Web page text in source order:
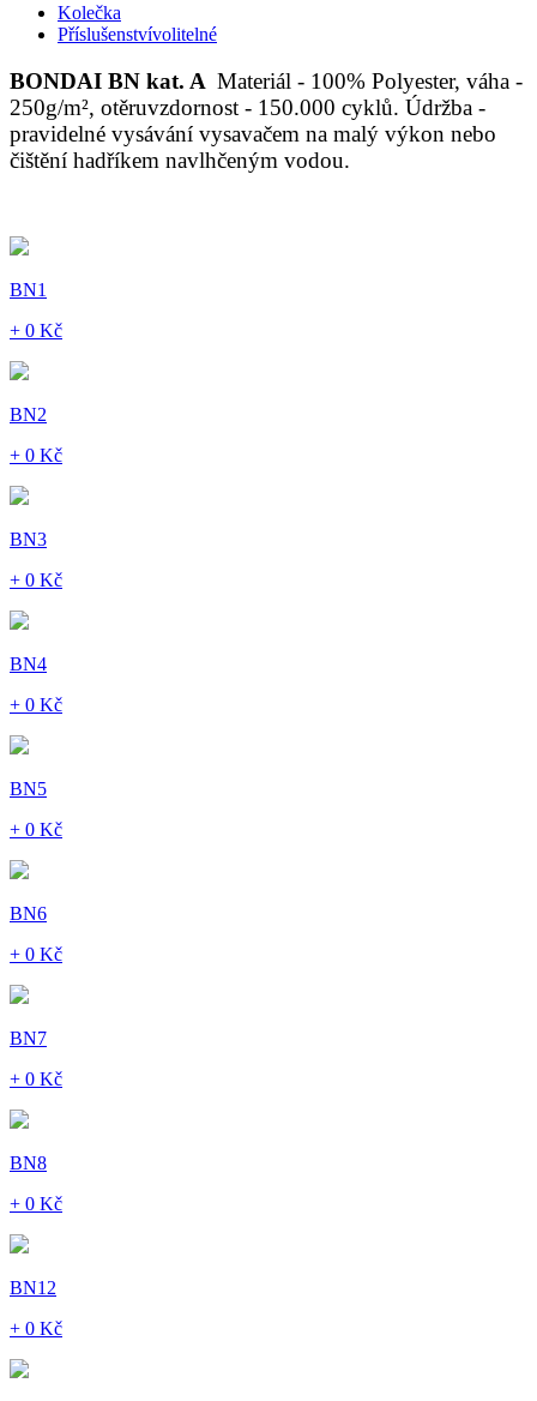
Kolečka
Příslušenstvívolitelné
BONDAI BN kat. A Materiál - 100% Polyester, váha -
250g/m², otěruvzdornost - 150.000 cyklů. Údržba -
pravidelné vysávání vysavačem na malý výkon nebo
čištění hadříkem navlhčeným vodou.
BN1
+ 0 Kč
BN2
+ 0 Kč
BN3
+ 0 Kč
BN4
+ 0 Kč
BN5
+ 0 Kč
BN6
+ 0 Kč
BN7
+ 0 Kč
BN8
+ 0 Kč
BN12
+ 0 Kč